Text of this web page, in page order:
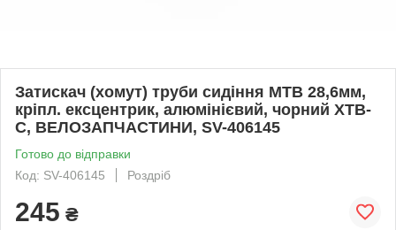
Затискач (хомут) труби сидіння MTB 28,6мм,
кріпл. ексцентрик, алюмінієвий, чорний XTB-
C, ВЕЛОЗАПЧАСТИНИ, SV-406145
Готово до відправки
Код: SV-406145
Роздріб
245 ₴